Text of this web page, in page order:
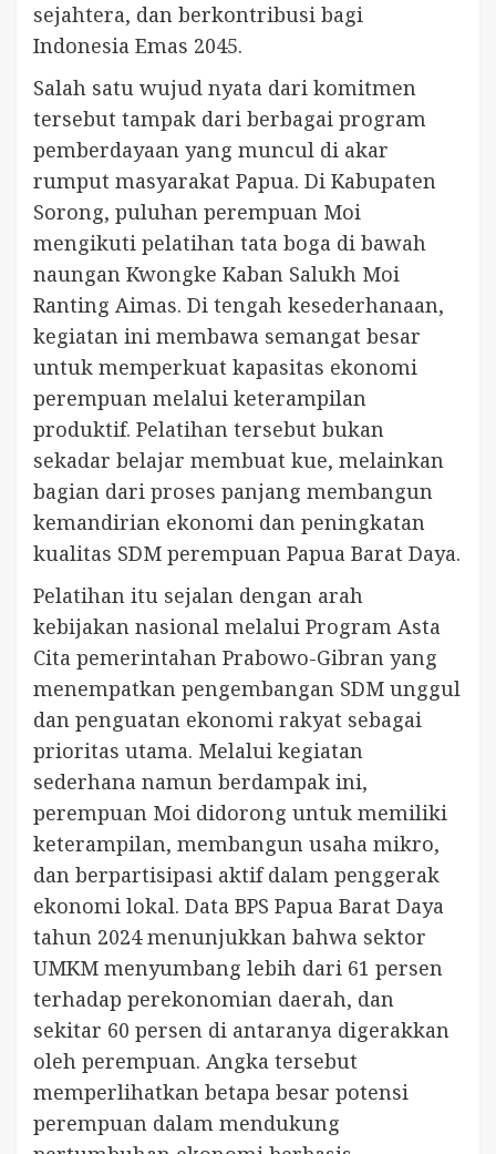
sejahtera, dan berkontribusi bagi
Indonesia Emas 2045.
Salah satu wujud nyata dari komitmen
tersebut tampak dari berbagai program
pemberdayaan yang muncul di akar
rumput masyarakat Papua. Di Kabupaten
Sorong, puluhan perempuan Moi
mengikuti pelatihan tata boga di bawah
naungan Kwongke Kaban Salukh Moi
Ranting Aimas. Di tengah kesederhanaan,
kegiatan ini membawa semangat besar
untuk memperkuat kapasitas ekonomi
perempuan melalui keterampilan
produktif. Pelatihan tersebut bukan
sekadar belajar membuat kue, melainkan
bagian dari proses panjang membangun
kemandirian ekonomi dan peningkatan
kualitas SDM perempuan Papua Barat Daya.
Pelatihan itu sejalan dengan arah
kebijakan nasional melalui Program Asta
Cita pemerintahan Prabowo-Gibran yang
menempatkan pengembangan SDM unggul
dan penguatan ekonomi rakyat sebagai
prioritas utama. Melalui kegiatan
sederhana namun berdampak ini,
perempuan Moi didorong untuk memiliki
keterampilan, membangun usaha mikro,
dan berpartisipasi aktif dalam penggerak
ekonomi lokal. Data BPS Papua Barat Daya
tahun 2024 menunjukkan bahwa sektor
UMKM menyumbang lebih dari 61 persen
terhadap perekonomian daerah, dan
sekitar 60 persen di antaranya digerakkan
oleh perempuan. Angka tersebut
memperlihatkan betapa besar potensi
perempuan dalam mendukung